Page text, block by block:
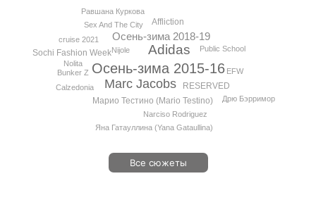
Осень-зима 2015-16
Adidas
Marc Jacobs
Осень-зима 2018-19
Марио Тестино (Mario Testino)
Sochi Fashion Week
RESERVED
Affliction
Sex And The City
Narciso Rodriguez
Public School
EFW
Nolita
Calzedonia
cruise 2021
Nijole
Bunker Z
Дрю Бэрримор
Яна Гатауллина (Yana Gataullina)
Равшана Куркова
Все сюжеты